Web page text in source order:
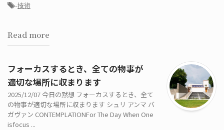
-技術
Read more
フォーカスするとき、全ての物事が
適切な場所に収まります
2025/12/07 今日の黙想 フォーカスするとき、全て
の物事が適切な場所に収まります シュリ アンマ バ
ガヴァン CONTEMPLATIONFor The Day When One
isfocus ...